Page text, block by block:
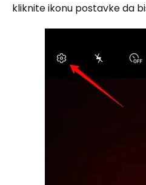
kliknite ikonu postavke da